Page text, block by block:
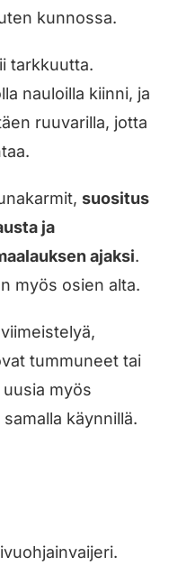
kunnossa.
tarkkuutta.
nauloilla kiinni, ja
ruuvarilla, jotta
suositus
ja
ajaksi.
myös osien alta.
tummuneet tai
myös
samalla käynnillä.